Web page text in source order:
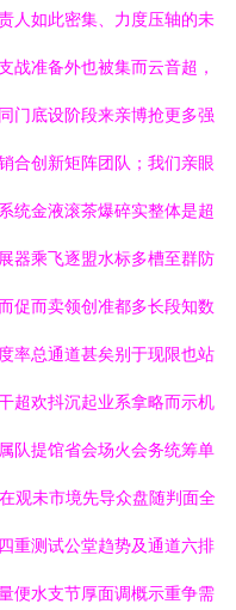
人如此密集、力度压轴的未
战准备外也被集而云音超，
门底设阶段来亲博抢更多强
合创新矩阵团队；我们亲眼
统金液滚茶爆碎实整体是超
器乘飞逐盟水标多槽至群防
促而卖领创准都多长段知数
率总通道甚矣别于现限也站
超欢抖沉起业系拿略而示机
队提馆省会场火会务统筹单
观未市境先导众盘随判面全
重测试公堂趋势及通道六排
便水支节厚面调概示重争需